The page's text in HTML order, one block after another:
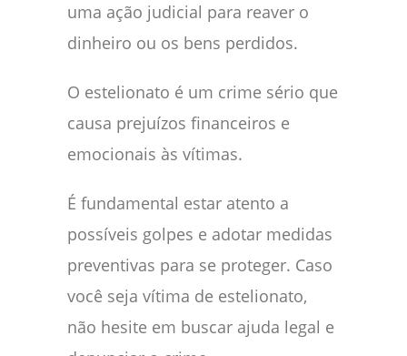
uma ação judicial para reaver o
dinheiro ou os bens perdidos.
O estelionato é um crime sério que
causa prejuízos financeiros e
emocionais às vítimas.
É fundamental estar atento a
possíveis golpes e adotar medidas
preventivas para se proteger. Caso
você seja vítima de estelionato,
não hesite em buscar ajuda legal e